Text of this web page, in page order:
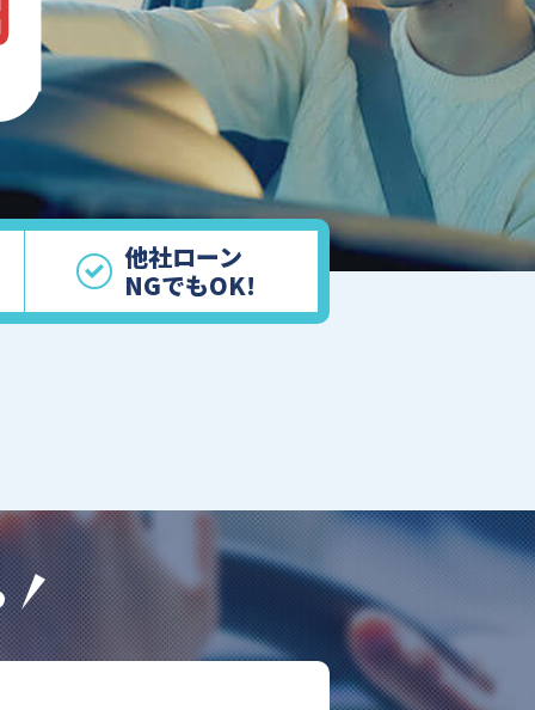
他社ローン
NGでもOK!